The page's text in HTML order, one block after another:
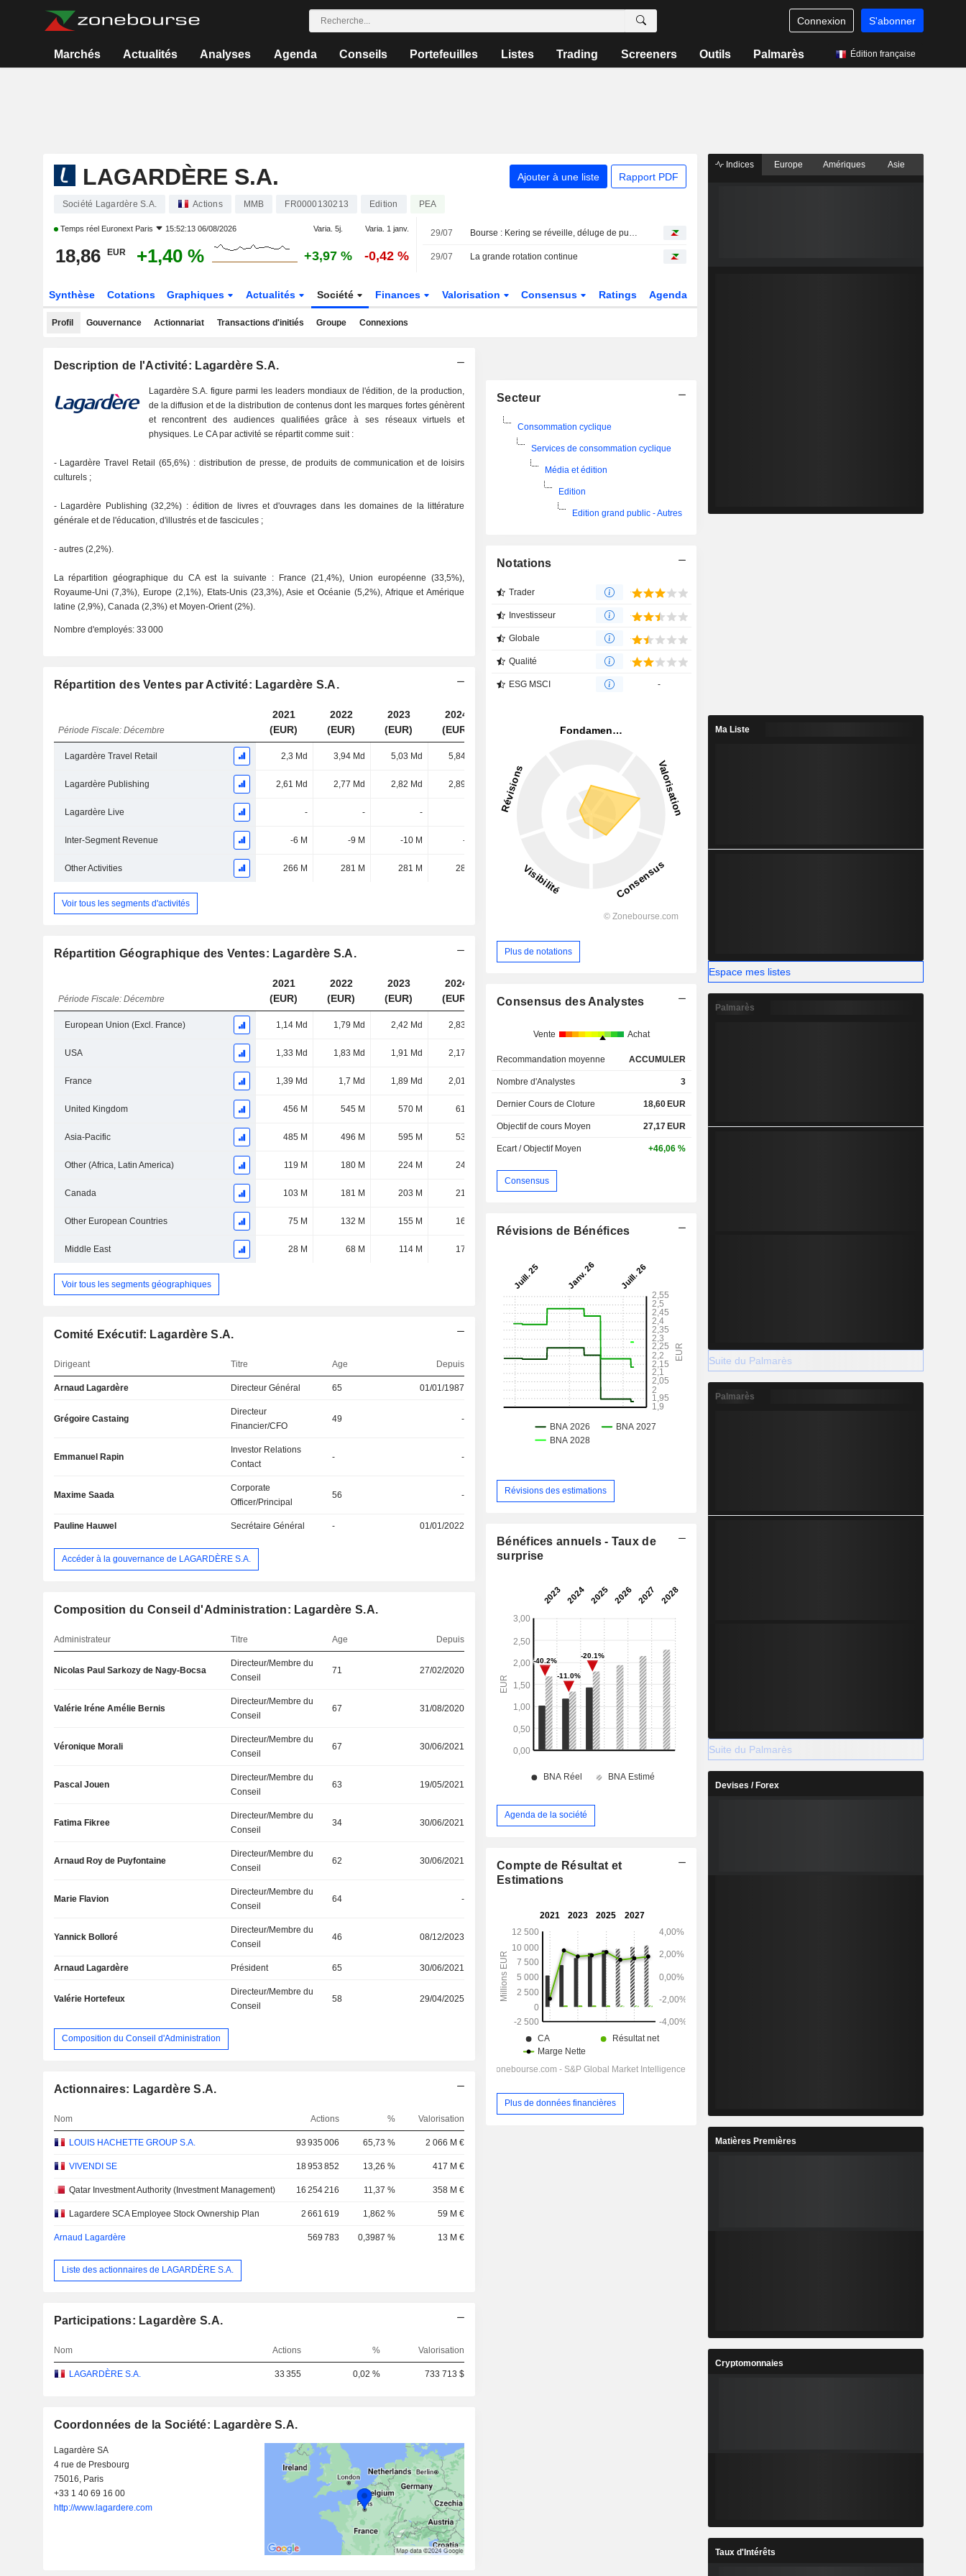
Connexion S'abonner
Marchés Actualités Analyses Agenda Conseils Portefeuilles Listes Trading Screeners Outils Palmarès Édition française
LAGARDÈRE S.A. Ajouter à une liste Rapport PDF
Société Lagardère S.A. Actions MMB FR0000130213 Edition PEA
Temps réel Euronext Paris 15:52:13 06/08/2026 Varia. 5j. Varia. 1 janv.
18,86 EUR +1,40 % +3,97 % -0,42 %
29/07 Bourse : Kering se réveille, déluge de publications en Europe
29/07 La grande rotation continue
Synthèse Cotations Graphiques Actualités Société Finances Valorisation Consensus Ratings Agenda
Profil Gouvernance Actionnariat Transactions d'initiés Groupe Connexions
Description de l'Activité: Lagardère S.A.
Lagardère S.A. figure parmi les leaders mondiaux de l'édition, de la production,
de la diffusion et de la distribution de contenus dont les marques fortes génèrent
et rencontrent des audiences qualifiées grâce à ses réseaux virtuels et
physiques. Le CA par activité se répartit comme suit :
- Lagardère Travel Retail (65,6%) : distribution de presse, de produits de communication et de loisirs
culturels ;
- Lagardère Publishing (32,2%) : édition de livres et d'ouvrages dans les domaines de la littérature
générale et de l'éducation, d'illustrés et de fascicules ;
- autres (2,2%).
La répartition géographique du CA est la suivante : France (21,4%), Union européenne (33,5%),
Royaume-Uni (7,3%), Europe (2,1%), Etats-Unis (23,3%), Asie et Océanie (5,2%), Afrique et Amérique
latine (2,9%), Canada (2,3%) et Moyen-Orient (2%).
Nombre d'employés: 33 000
Répartition des Ventes par Activité: Lagardère S.A.
Période Fiscale: Décembre
2021
(EUR)
2022
(EUR)
2023
(EUR)
2024
(EUR)
Lagardère Travel Retail 2,3 Md 3,94 Md 5,03 Md 5,84 Md
Lagardère Publishing 2,61 Md 2,77 Md 2,82 Md 2,89 Md 3,02 Md
Lagardère Live - - -
Inter-Segment Revenue -6 M -9 M -10 M -7 M
Other Activities 266 M 281 M 281 M 282 M
Voir tous les segments d'activités
Répartition Géographique des Ventes: Lagardère S.A.
Période Fiscale: Décembre
2021
(EUR)
2022
(EUR)
2023
(EUR)
2024
(EUR)
(EUR)
European Union (Excl. France) 1,14 Md 1,79 Md 2,42 Md 2,83 Md
USA 1,33 Md 1,83 Md 1,91 Md 2,17 Md
France 1,39 Md 1,7 Md 1,89 Md 2,01 Md 2 Md
United Kingdom 456 M 545 M 570 M 610 M 685 M
Asia-Pacific 485 M 496 M 595 M 532 M
Other (Africa, Latin America) 119 M 180 M 224 M 240 M
Canada 103 M 181 M 203 M 218 M 218 M
Other European Countries 75 M 132 M 155 M 161 M
Middle East 28 M 68 M 114 M 175 M
Voir tous les segments géographiques
Comité Exécutif: Lagardère S.A.
Dirigeant Titre Age Depuis
Arnaud Lagardère Directeur Général 65 01/01/1987
Grégoire Castaing
Directeur
Financier/CFO
49 -
Emmanuel Rapin
Investor Relations
Contact
- -
Maxime Saada
Corporate
Officer/Principal
56 -
Pauline Hauwel Secrétaire Général - 01/01/2022
Accéder à la gouvernance de LAGARDÈRE S.A.
Composition du Conseil d'Administration: Lagardère S.A.
Administrateur Titre Age Depuis
Nicolas Paul Sarkozy de Nagy-Bocsa
Directeur/Membre du
Conseil
71 27/02/2020
Valérie Iréne Amélie Bernis
Directeur/Membre du
Conseil
67 31/08/2020
Véronique Morali
Directeur/Membre du
Conseil
67 30/06/2021
Pascal Jouen
Directeur/Membre du
Conseil
63 19/05/2021
Fatima Fikree
Directeur/Membre du
Conseil
34 30/06/2021
Arnaud Roy de Puyfontaine
Directeur/Membre du
Conseil
62 30/06/2021
Marie Flavion
Directeur/Membre du
Conseil
64 -
Yannick Bolloré
Directeur/Membre du
Conseil
46 08/12/2023
Arnaud Lagardère Président 65 30/06/2021
Valérie Hortefeux
Directeur/Membre du
Conseil
58 29/04/2025
Composition du Conseil d'Administration
Actionnaires: Lagardère S.A.
Nom Actions % Valorisation
LOUIS HACHETTE GROUP S.A. 93 935 006 65,73 % 2 066 M €
VIVENDI SE 18 953 852 13,26 % 417 M €
Qatar Investment Authority (Investment Management) 16 254 216 11,37 % 358 M €
Lagardere SCA Employee Stock Ownership Plan 2 661 619 1,862 % 59 M €
Arnaud Lagardère 569 783 0,3987 % 13 M €
Liste des actionnaires de LAGARDÈRE S.A.
Participations: Lagardère S.A.
Nom Actions % Valorisation
LAGARDÈRE S.A. 33 355 0,02 % 733 713 $
Coordonnées de la Société: Lagardère S.A.
Lagardère SA
4 rue de Presbourg
75016, Paris
+33 1 40 69 16 00
http://www.lagardere.com
Secteur
Consommation cyclique
Services de consommation cyclique
Média et édition
Edition
Edition grand public - Autres
Notations
Trader
Investisseur
Globale
Qualité
ESG MSCI -
Plus de notations
Consensus des Analystes
Vente Achat
Recommandation moyenne ACCUMULER
Nombre d'Analystes 3
Dernier Cours de Cloture 18,60 EUR
Objectif de cours Moyen 27,17 EUR
Ecart / Objectif Moyen +46,06 %
Consensus
Révisions de Bénéfices
Révisions des estimations
Bénéfices annuels - Taux de
surprise
Agenda de la société
Compte de Résultat et
Estimations
Plus de données financières
Indices Europe Amériques Asie
Ma Liste
Espace mes listes
Palmarès
Suite du Palmarès
Palmarès
Suite du Palmarès
Devises / Forex
Matières Premières
Cryptomonnaies
Taux d'Intérêts